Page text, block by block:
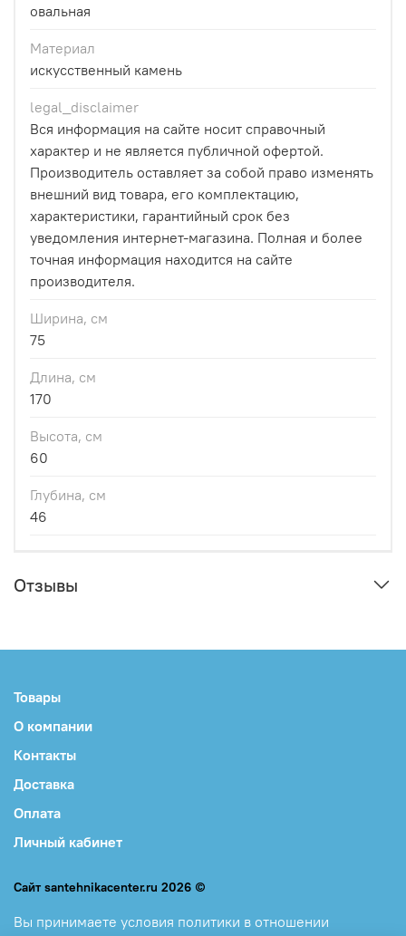
овальная
Материал
искусственный камень
legal_disclaimer
Вся информация на сайте носит справочный
характер и не является публичной офертой.
Производитель оставляет за собой право изменять
внешний вид товара, его комплектацию,
характеристики, гарантийный срок без
уведомления интернет-магазина. Полная и более
точная информация находится на сайте
производителя.
Ширина, см
75
Длина, см
170
Высота, см
60
Глубина, см
46
Отзывы
Товары
О компании
Контакты
Доставка
Оплата
Личный кабинет
Сайт santehnikacenter.ru 2026 ©
Вы принимаете условия политики в отношении